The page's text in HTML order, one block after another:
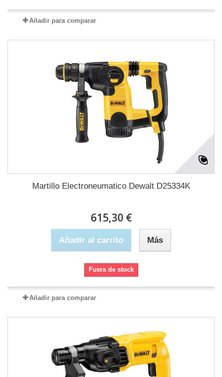
Añadir para comparar
Martillo Electroneumatico Dewalt D25334K
615,30 €
Añadir al carrito Más
Fuera de stock
Añadir para comparar